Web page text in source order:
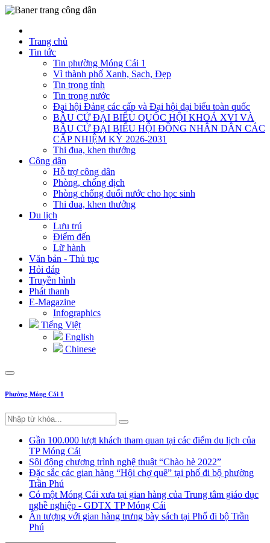
Trang chủ
Tin tức
Tin phường Móng Cái 1
Vì thành phố Xanh, Sạch, Đẹp
Tin trong tỉnh
Tin trong nước
Đại hội Đảng các cấp và Đại hội đại biểu toàn quốc
BẦU CỬ ĐẠI BIỂU QUỐC HỘI KHOÁ XVI VÀ
BẦU CỬ ĐẠI BIỂU HỘI ĐỒNG NHÂN DÂN CÁC
CẤP NHIỆM KỲ 2026-2031
Thi đua, khen thưởng
Công dân
Hỗ trợ công dân
Phòng, chống dịch
Phòng chống đuối nước cho học sinh
Thi đua, khen thưởng
Du lịch
Lưu trú
Điểm đến
Lữ hành
Văn bản - Thủ tục
Hỏi đáp
Truyền hình
Phát thanh
E-Magazine
Infographics
Tiếng Việt
English
Chinese
Phường Móng Cái 1
Gần 100.000 lượt khách tham quan tại các điểm du lịch của
TP Móng Cái
Sôi động chương trình nghệ thuật “Chào hè 2022”
Đặc sắc các gian hàng “Hội chợ quê” tại phố đi bộ phường
Trần Phú
Có một Móng Cái xưa tại gian hàng của Trung tâm giáo dục
nghề nghiệp - GDTX TP Móng Cái
Ấn tượng với gian hàng trưng bày sách tại Phố đi bộ Trần
Phú